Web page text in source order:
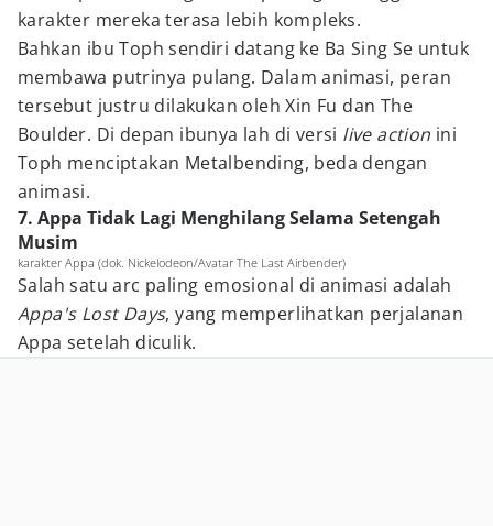
karakter mereka terasa lebih kompleks.
Bahkan ibu Toph sendiri datang ke Ba Sing Se untuk
membawa putrinya pulang. Dalam animasi, peran
tersebut justru dilakukan oleh Xin Fu dan The
Boulder. Di depan ibunya lah di versi live action ini
Toph menciptakan Metalbending, beda dengan
animasi.
7. Appa Tidak Lagi Menghilang Selama Setengah
Musim
karakter Appa (dok. Nickelodeon/Avatar The Last Airbender)
Salah satu arc paling emosional di animasi adalah
Appa's Lost Days, yang memperlihatkan perjalanan
Appa setelah diculik.